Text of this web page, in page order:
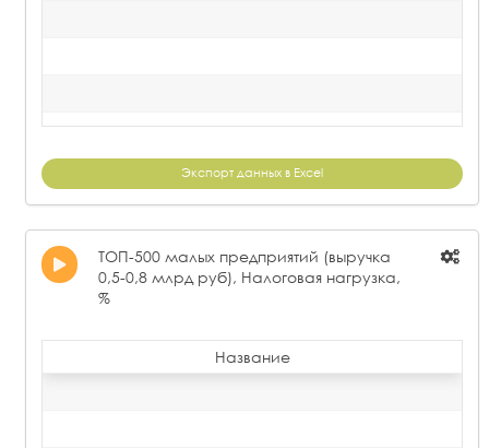
Экспорт данных в Excel
ТОП-500 малых предприятий (выручка
0,5-0,8 млрд руб), Налоговая нагрузка,
%
Название